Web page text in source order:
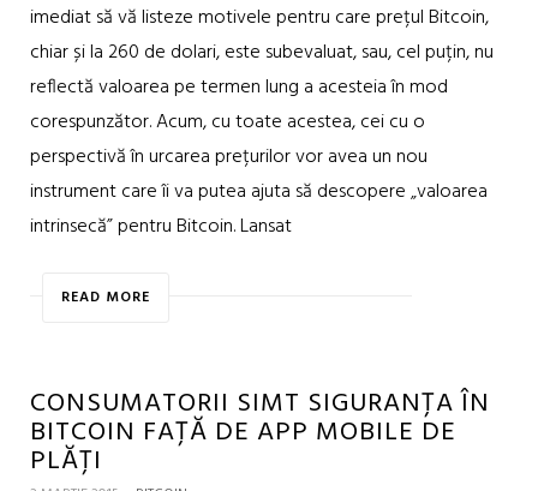
imediat să vă listeze motivele pentru care prețul Bitcoin,
chiar și la 260 de dolari, este subevaluat, sau, cel puțin, nu
reflectă valoarea pe termen lung a acesteia în mod
corespunzător. Acum, cu toate acestea, cei cu o
perspectivă în urcarea prețurilor vor avea un nou
instrument care îi va putea ajuta să descopere „valoarea
intrinsecă” pentru Bitcoin. Lansat
READ MORE
CONSUMATORII SIMT SIGURANȚA ÎN
BITCOIN FAȚĂ DE APP MOBILE DE
PLĂȚI